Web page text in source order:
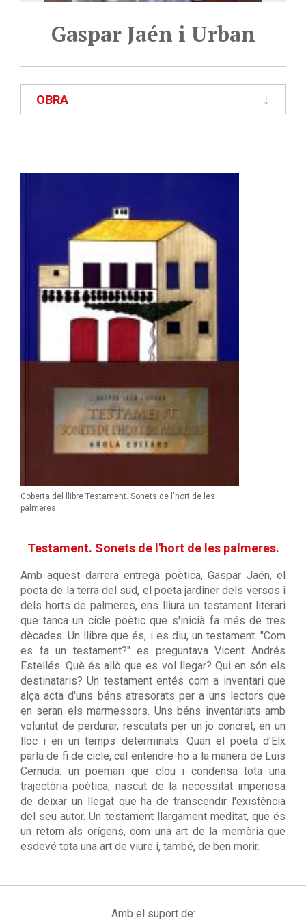
Gaspar Jaén i Urban
OBRA
Coberta del llibre Testament. Sonets de l'hort de les
palmeres.
Testament. Sonets de l'hort de les palmeres.
Amb aquest darrera entrega poètica, Gaspar Jaén, el
poeta de la terra del sud, el poeta jardiner dels versos i
dels horts de palmeres, ens lliura un testament literari
que tanca un cicle poètic que s'inicià fa més de tres
dècades. Un llibre que és, i es diu, un testament. "Com
es fa un testament?" es preguntava Vicent Andrés
Estellés. Què és allò que es vol llegar? Qui en són els
destinataris? Un testament entés com a inventari que
alça acta d'uns béns atresorats per a uns lectors que
en seran els marmessors. Uns béns inventariats amb
voluntat de perdurar, rescatats per un jo concret, en un
lloc i en un temps determinats. Quan el poeta d'Elx
parla de fi de cicle, cal entendre-ho a la manera de Luis
Cernuda: un poemari que clou i condensa tota una
trajectòria poètica, nascut de la necessitat imperiosa
de deixar un llegat que ha de transcendir l'existència
del seu autor. Un testament llargament meditat, que és
un retorn als orígens, com una art de la memòria que
esdevé tota una art de viure i, també, de ben morir.
Amb el suport de: